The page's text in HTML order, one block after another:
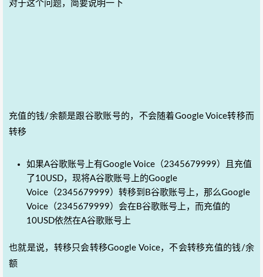
对于这个问题，简要说明一下
充值的钱/余额是跟谷歌账号的，不会随着Google Voice转移而
转移
如果A谷歌账号上有Google Voice（2345679999）且充值
了10USD，现将A谷歌账号上的Google
Voice（2345679999）转移到B谷歌账号上，那么Google
Voice（2345679999）会在B谷歌账号上，而充值的
10USD依然在A谷歌账号上
也就是说，转移只会转移Google Voice，不会转移充值的钱/余
额